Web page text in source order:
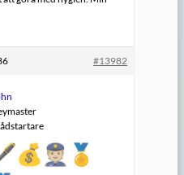
#13982